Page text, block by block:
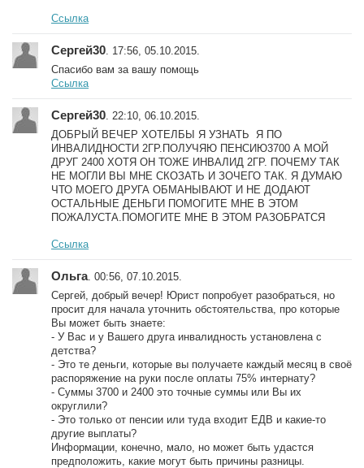
Ссылка
Сергей30 . 17:56, 05.10.2015.
Спасибо вам за вашу помощь
Ссылка
Сергей30 . 22:10, 06.10.2015.
ДОБРЫЙ ВЕЧЕР ХОТЕЛБЫ Я УЗНАТЬ Я ПО
ИНВАЛИДНОСТИ 2ГР.ПОЛУЧЯЮ ПЕНСИЮ3700 А МОЙ
ДРУГ 2400 ХОТЯ ОН ТОЖЕ ИНВАЛИД 2ГР. ПОЧЕМУ ТАК
НЕ МОГЛИ ВЫ МНЕ СКОЗАТЬ И ЗОЧЕГО ТАК. Я ДУМАЮ
ЧТО МОЕГО ДРУГА ОБМАНЫВАЮТ И НЕ ДОДАЮТ
ОСТАЛЬНЫЕ ДЕНЬГИ ПОМОГИТЕ МНЕ В ЭТОМ
ПОЖАЛУСТА.ПОМОГИТЕ МНЕ В ЭТОМ РАЗОБРАТСЯ
Ссылка
Ольга. 00:56, 07.10.2015.
Сергей, добрый вечер! Юрист попробует разобраться, но
просит для начала уточнить обстоятельства, про которые
Вы может быть знаете:
- У Вас и у Вашего друга инвалидность установлена с
детства?
- Это те деньги, которые вы получаете каждый месяц в своё
распоряжение на руки после оплаты 75% интернату?
- Суммы 3700 и 2400 это точные суммы или Вы их
округлили?
- Это только от пенсии или туда входит ЕДВ и какие-то
другие выплаты?
Информации, конечно, мало, но может быть удастся
предположить, какие могут быть причины разницы.